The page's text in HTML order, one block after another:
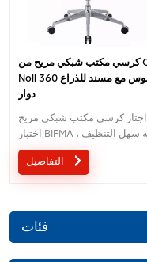
كرسي مكتب شبكي مريح من OFC
Noll للجلوس مع مسند للذراع 360
دوار
اجتاز كرسي مكتب شبكي مريح
اختبار BIFMA ، إنه سهل التنظيف
ومقاعد مريحة
فئات